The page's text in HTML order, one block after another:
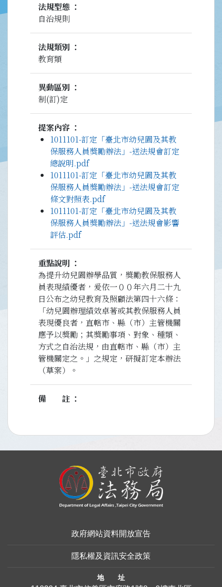
法規型態
自治規則
法規類別
教育類
異動區別
制(訂)定
提案內容
1011101-訂定「臺北市幼兒園及其教
保服務人員獎勵辦法」-送法規會訂定
總說明.pdf
1011101-訂定「臺北市幼兒園及其教
保服務人員獎勵辦法」-送法規會訂定
條文對照表.pdf
1011101-訂定「臺北市幼兒園及其教
保服務人員獎勵辦法」-送法規會影響
評估.pdf
重點說明
為提升幼兒園辦學品質，獎勵教保服務人
員表現績優者，爰依一００年六月二十九
日公布之幼兒教育及照顧法第四十六條：
「幼兒園辦理績效卓著或其教保服務人員
表現優良者，直轄市、縣（市）主管機關
應予以獎勵；其獎勵事項、對象、種類、
方式之自治法規，由直轄市、縣（市）主
管機關定之。」之規定，研擬訂定本辦法
（草案）。
備註
政府網站資料開放宣告
隱私權及資訊安全政策
地 址